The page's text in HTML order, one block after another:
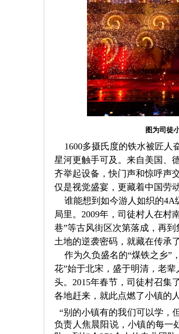
图为司徒
1600多摄氏度的铁水被匠人
星河更触手可及。来自美国、
齐举起设备，快门声和惊呼声
仅是视觉盛宴，更藏着中国劳
谁能想到如今游人如织的4A
局里。2009年，司徒村人在村
巷”等古风街区次第落成，再
土地的逆袭密码，就藏在传承
作为久负盛名的“煤铁之乡”
花”始于北宋，盛于明清，老
头。2015年春节，司徒村召集
各地赶来，就此点燃了小镇的人
“别的小镇有的我们可以学，
负责人焦晨阳说，小镇的每一